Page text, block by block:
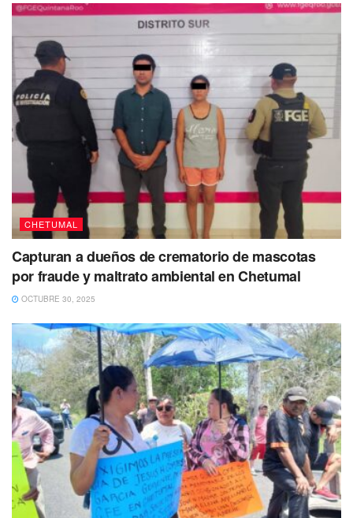
Foto: Créditos a quien corresponda/Sesiones anteriores
Tags: Candy Ayuso Diputada
Paquete Fiscal 2023
PRI
CHETUMAL
Capturan a dueños de crematorio de mascotas
por fraude y maltrato ambiental en Chetumal
OCTUBRE 30, 2025